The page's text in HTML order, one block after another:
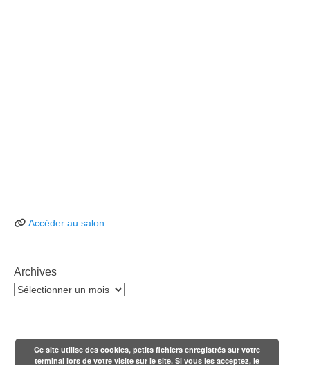
Accéder au salon
Archives
Archives
Ce site utilise des cookies, petits fichiers enregistrés sur votre
terminal lors de votre visite sur le site. Si vous les acceptez, le